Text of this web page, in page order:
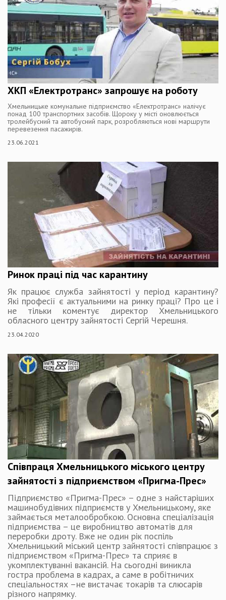
ХКП «Електротранс» запрошує на роботу
Хмельницьке комунальне підприємство «Електротранс» налічує
понад 100 транспортних засобів. Щороку у місті оновлюється
тролейбусний та автобусний парк, розробляються нові маршрути
перевезення пасажирів.
23.06.2021
Ринок праці під час карантину
Як працює служба зайнятості у період карантину?
Які професії є актуальними на ринку праці? Про це і
не тільки коментує директор Хмельницького
обласного центру зайнятості Сергій Черешня.
23.04.2020
Співпраця Хмельницького міського центру
зайнятості з підприємством «Пригма-Прес»
Підприємство «Пригма-Прес» – одне з найстаріших
машинобудівних підприємств у Хмельницькому, яке
займається металообробкою. Основна спеціалізація
підприємства – це виробництво автоматів для
переробки дроту. Вже не один рік поспіль
Хмельницький міський центр зайнятості співпрацює з
підприємством «Пригма-Прес» та сприяє в
укомплектуванні вакансій. На сьогодні виникла
гостра проблема в кадрах, а саме в робітничих
спеціальностях –не вистачає токарів та слюсарів
різного напрямку.